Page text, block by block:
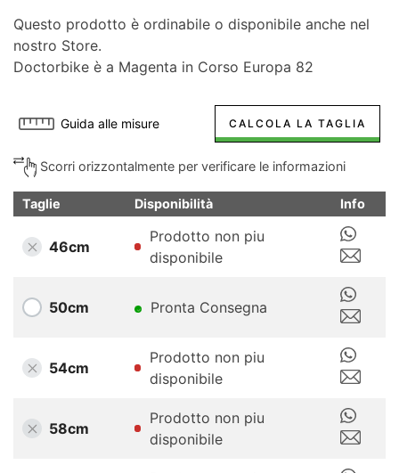
Questo prodotto è ordinabile o disponibile anche nel
nostro Store.
Doctorbike è a Magenta in Corso Europa 82
Guida alle misure CALCOLA LA TAGLIA
Scorri orizzontalmente per verificare le informazioni
Taglie Disponibilità Info
46cm
Prodotto non piu
disponibile
50cm Pronta Consegna
54cm
Prodotto non piu
disponibile
58cm
Prodotto non piu
disponibile